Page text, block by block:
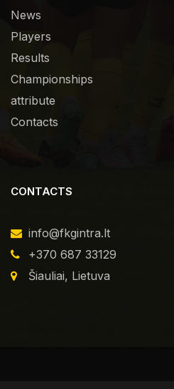
News
Players
Results
Championships
attribute
Contacts
CONTACTS
info@fkgintra.lt
+370 687 33129
Šiauliai, Lietuva